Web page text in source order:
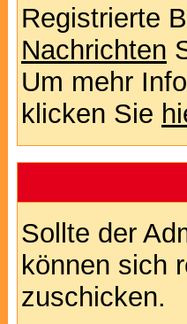
Registrierte
Nachrichten
Um mehr
klicken Sie
Sollte der
können sich
zuschicken.